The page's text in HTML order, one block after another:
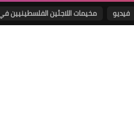
فيديو مخيمات اللاجئين الفلسطينيين